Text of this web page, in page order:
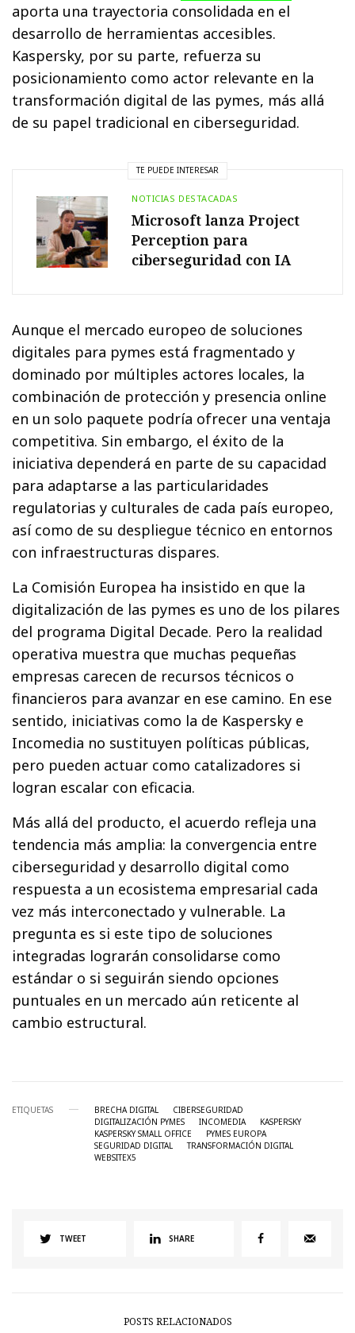
aporta una trayectoria consolidada en el
desarrollo de herramientas accesibles.
Kaspersky, por su parte, refuerza su
posicionamiento como actor relevante en la
transformación digital de las pymes, más allá
de su papel tradicional en ciberseguridad.
TE PUEDE INTERESAR
NOTICIAS DESTACADAS
Microsoft lanza Project
Perception para
ciberseguridad con IA
Aunque el mercado europeo de soluciones
digitales para pymes está fragmentado y
dominado por múltiples actores locales, la
combinación de protección y presencia online
en un solo paquete podría ofrecer una ventaja
competitiva. Sin embargo, el éxito de la
iniciativa dependerá en parte de su capacidad
para adaptarse a las particularidades
regulatorias y culturales de cada país europeo,
así como de su despliegue técnico en entornos
con infraestructuras dispares.
La Comisión Europea ha insistido en que la
digitalización de las pymes es uno de los pilares
del programa Digital Decade. Pero la realidad
operativa muestra que muchas pequeñas
empresas carecen de recursos técnicos o
financieros para avanzar en ese camino. En ese
sentido, iniciativas como la de Kaspersky e
Incomedia no sustituyen políticas públicas,
pero pueden actuar como catalizadores si
logran escalar con eficacia.
Más allá del producto, el acuerdo refleja una
tendencia más amplia: la convergencia entre
ciberseguridad y desarrollo digital como
respuesta a un ecosistema empresarial cada
vez más interconectado y vulnerable. La
pregunta es si este tipo de soluciones
integradas lograrán consolidarse como
estándar o si seguirán siendo opciones
puntuales en un mercado aún reticente al
cambio estructural.
ETIQUETAS BRECHA DIGITAL
CIBERSEGURIDAD
DIGITALIZACIÓN PYMES
INCOMEDIA
KASPERSKY
KASPERSKY SMALL OFFICE
PYMES EUROPA
SEGURIDAD DIGITAL
TRANSFORMACIÓN DIGITAL
WEBSITEX5
TWEET SHARE
POSTS RELACIONADOS